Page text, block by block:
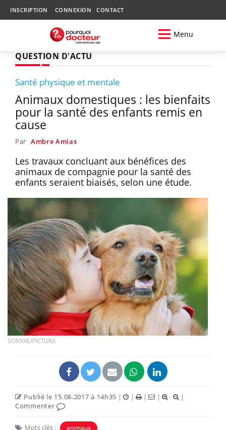
INSCRIPTION CONNEXION CONTACT
Menu
QUESTION D'ACTU
Santé physique et mentale
Animaux domestiques : les bienfaits
pour la santé des enfants remis en
cause
Par Ambre Amias
Les travaux concluant aux bénéfices des
animaux de compagnie pour la santé des
enfants seraient biaisés, selon une étude.
SONYAE/PICTURA
Publié le 15.08.2017 à 14h35 | | | |
|
Commenter
Mots clés : animaux